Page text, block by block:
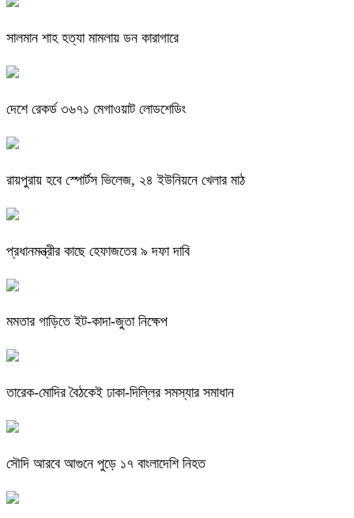
সালমান শাহ হত্যা মামলায় ডন কারাগারে
দেশে রেকর্ড ৩৬৭১ মেগাওয়াট লোডশেডিং
রায়পুরায় হবে স্পোর্টস ভিলেজ, ২৪ ইউনিয়নে খেলার মাঠ
প্রধানমন্ত্রীর কাছে হেফাজতের ৯ দফা দাবি
মমতার গাড়িতে ইট-কাদা-জুতা নিক্ষেপ
তারেক-মোদির বৈঠকেই ঢাকা-দিল্লির সমস্যার সমাধান
সৌদি আরবে আগুনে পুড়ে ১৭ বাংলাদেশি নিহত